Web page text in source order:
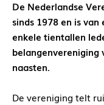
De Nederlandse
sinds 1978 en is
enkele tientallen
belangenvereniging
naasten.
De vereniging telt